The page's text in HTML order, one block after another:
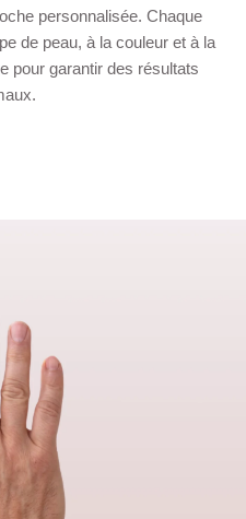
personnalisée. Chaque
de peau, à la couleur et à la
pour garantir des résultats